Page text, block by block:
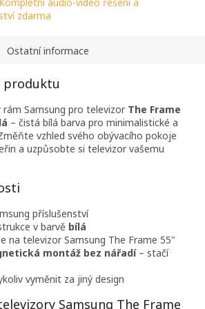
zdarma
Ostatní informace
produktu
rám Samsung pro televizor The Frame
– čistá bílá barva pro minimalistické a
vzhled svého obývacího pokoje
a uzpůsobte si televizor vašemu
příslušenství
v barvě bílá
na televizor Samsung The Frame 55"
montáž bez nářadí– stačí
vyměnit za jiný design
Samsung The Frame